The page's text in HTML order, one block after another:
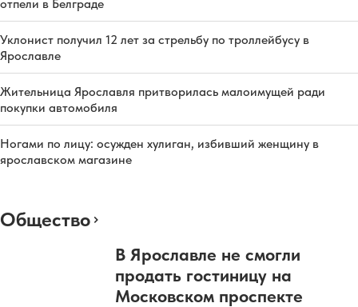
отпели в Белграде
Уклонист получил 12 лет за стрельбу по троллейбусу в
Ярославле
Жительница Ярославля притворилась малоимущей ради
покупки автомобиля
Ногами по лицу: осужден хулиган, избивший женщину в
ярославском магазине
Общество
В Ярославле не смогли
продать гостиницу на
Московском проспекте